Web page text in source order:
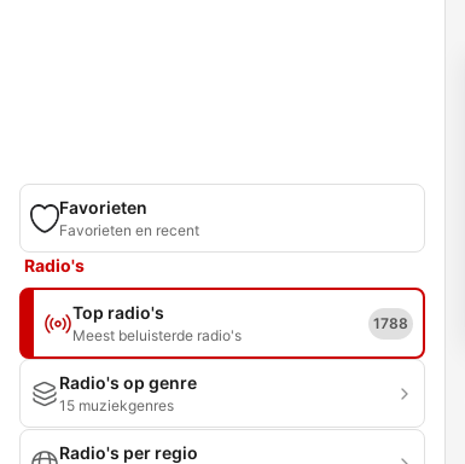
Favorieten
Favorieten en recent
Radio's
Top radio's
Meest beluisterde radio's
1788
Radio's op genre
15 muziekgenres
Radio's per regio